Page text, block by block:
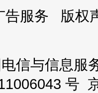
告服务 版
电信与信息
号